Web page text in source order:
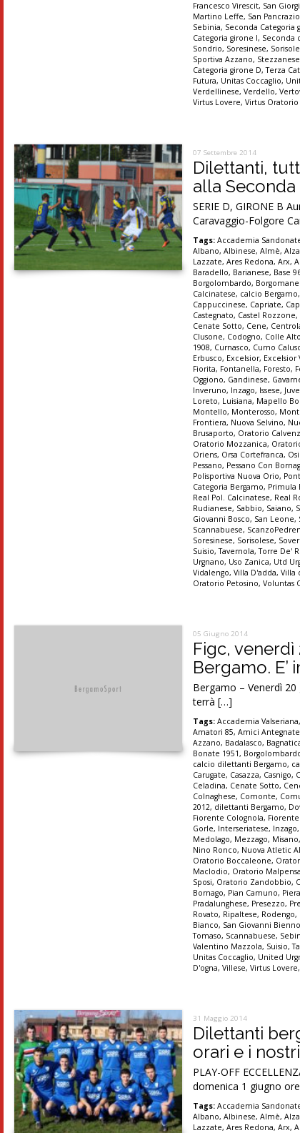
Francesco Virescit, San
Martino Leffe, San Pancrazio
Sebinia, Seconda Categoria
Categoria girone I, Seconda
Sondrio, Soresinese,
Sportiva Azzano, Stezzanese
Categoria girone D,Terza
Futura, Unitas Coccaglio,
Verdellinese,Verdello,
Virtus Lovere,Virtus Oratorio
07 Settembre 2014
Dilettanti,
alla
SERIE D, GIRONE B
Caravaggio-Folgore
Tags: Accademia
Albano,Albinese,Almè,
Lazzate,Ares Redona,Arx,
Baradello, Barianese, Base
Borgolombardo,
Calcinatese, calcio Bergamo,
Cappuccinese, Capriate,
Castegnato, Castel Rozzone,
Cenate Sotto, Cene,
Clusone, Codogno, Colle
1908, Curnasco, Curno
Erbusco, Excelsior, Excelsior
Fiorita, Fontanella, Foresto,
Oggiono, Gandinese,
Inveruno, Inzago, Issese,
Loreto, Luisiana, Mapello
Montello, Monterosso,
Frontiera, Nuova Selvino,
Brusaporto, Oratorio
Oratorio Mozzanica,
Oriens, Orsa Cortefranca,
Pessano, Pessano Con
Polisportiva Nuova Orio,
Categoria Bergamo, Primula
Real Pol. Calcinatese, Real
Rudianese, Sabbio, Saiano,
Giovanni Bosco, San Leone,
Scannabuese,
Soresinese, Sorisolese,
Suisio,Tavernola,Torre De'
Urgnano, Uso Zanica, Utd
Vidalengo,Villa D'adda,Villa
Oratorio Petosino,Voluntas
05 Giugno 2014
Figc,
Bergamo.
Bergamo – Venerdì 20
terrà […]
Tags: Accademia Valseriana
Amatori 85,Amici Antegnate
Azzano, Badalasco,
Bonate 1951,
calcio dilettanti Bergamo,
Carugate, Casazza, Casnigo,
Celadina, Cenate Sotto,
Colnaghese, Comonte,
2012, dilettanti Bergamo,
Fiorente Colognola,
Gorle, Interseriatese, Inzago,
Medolago, Mezzago, Misano,
Nino Ronco, Nuova Atletic
Oratorio Boccaleone,
Maclodio, Oratorio
Sposi, Oratorio Zandobbio,
Bornago, Pian Camuno,
Pradalunghese, Presezzo,
Rovato, Ripaltese, Rodengo,
Bianco, San Giovanni
Tomaso, Scannabuese,
Valentino Mazzola, Suisio,
Unitas Coccaglio, United
D'ogna,Villese,Virtus Lovere
31 Maggio 2014
Dilettanti
orari e i
PLAY-OFF
domenica 1 giugno
Tags: Accademia
Albano,Albinese,Almè,
Lazzate,Ares Redona,Arx,